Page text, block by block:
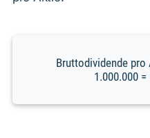
Bruttodividende pro
1.000.000